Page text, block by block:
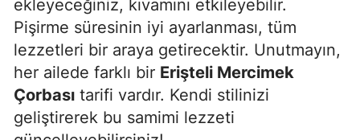
ekleyeceğiniz, kıvamını etkileyebilir.
Pişirme süresinin iyi ayarlanması, tüm
lezzetleri bir araya getirecektir. Unutmayın,
her ailede farklı bir Erişteli Mercimek
Çorbası tarifi vardır. Kendi stilinizi
geliştirerek bu samimi lezzeti